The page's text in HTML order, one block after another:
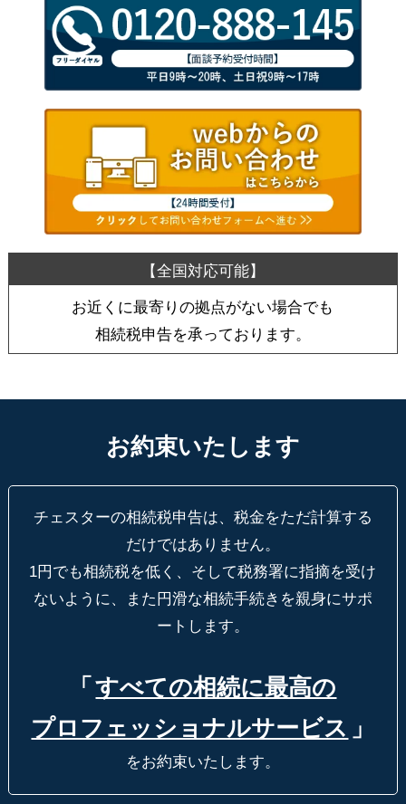
お近くに最寄りの拠点がない場合でも
相続税申告を承っております。
お約束いたします
チェスターの相続税申告は、税金をただ計算する
だけではありません。
1円でも相続税を低く、そして税務署に指摘を受け
ないように、
また円滑な相続手続きを親身にサポ
ートします。
「 すべての相続に最高の
プロフェッショナルサービス 」
をお約束いたします。